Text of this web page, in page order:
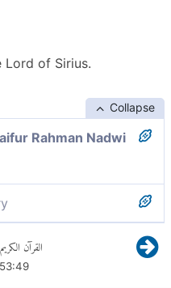
of Sirius.
Collapse
Rahman Nadwi
القرآن الكريم
53:49